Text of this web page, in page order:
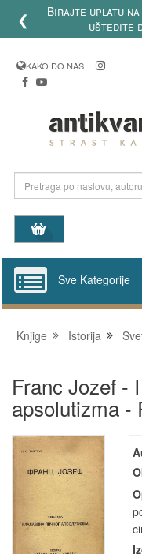
❮
Birajte uplatu
uštedite
KAKO DO NAS
Sve Kategorije
Knjige Istorija
Franc Jozef -
apsolutizma -